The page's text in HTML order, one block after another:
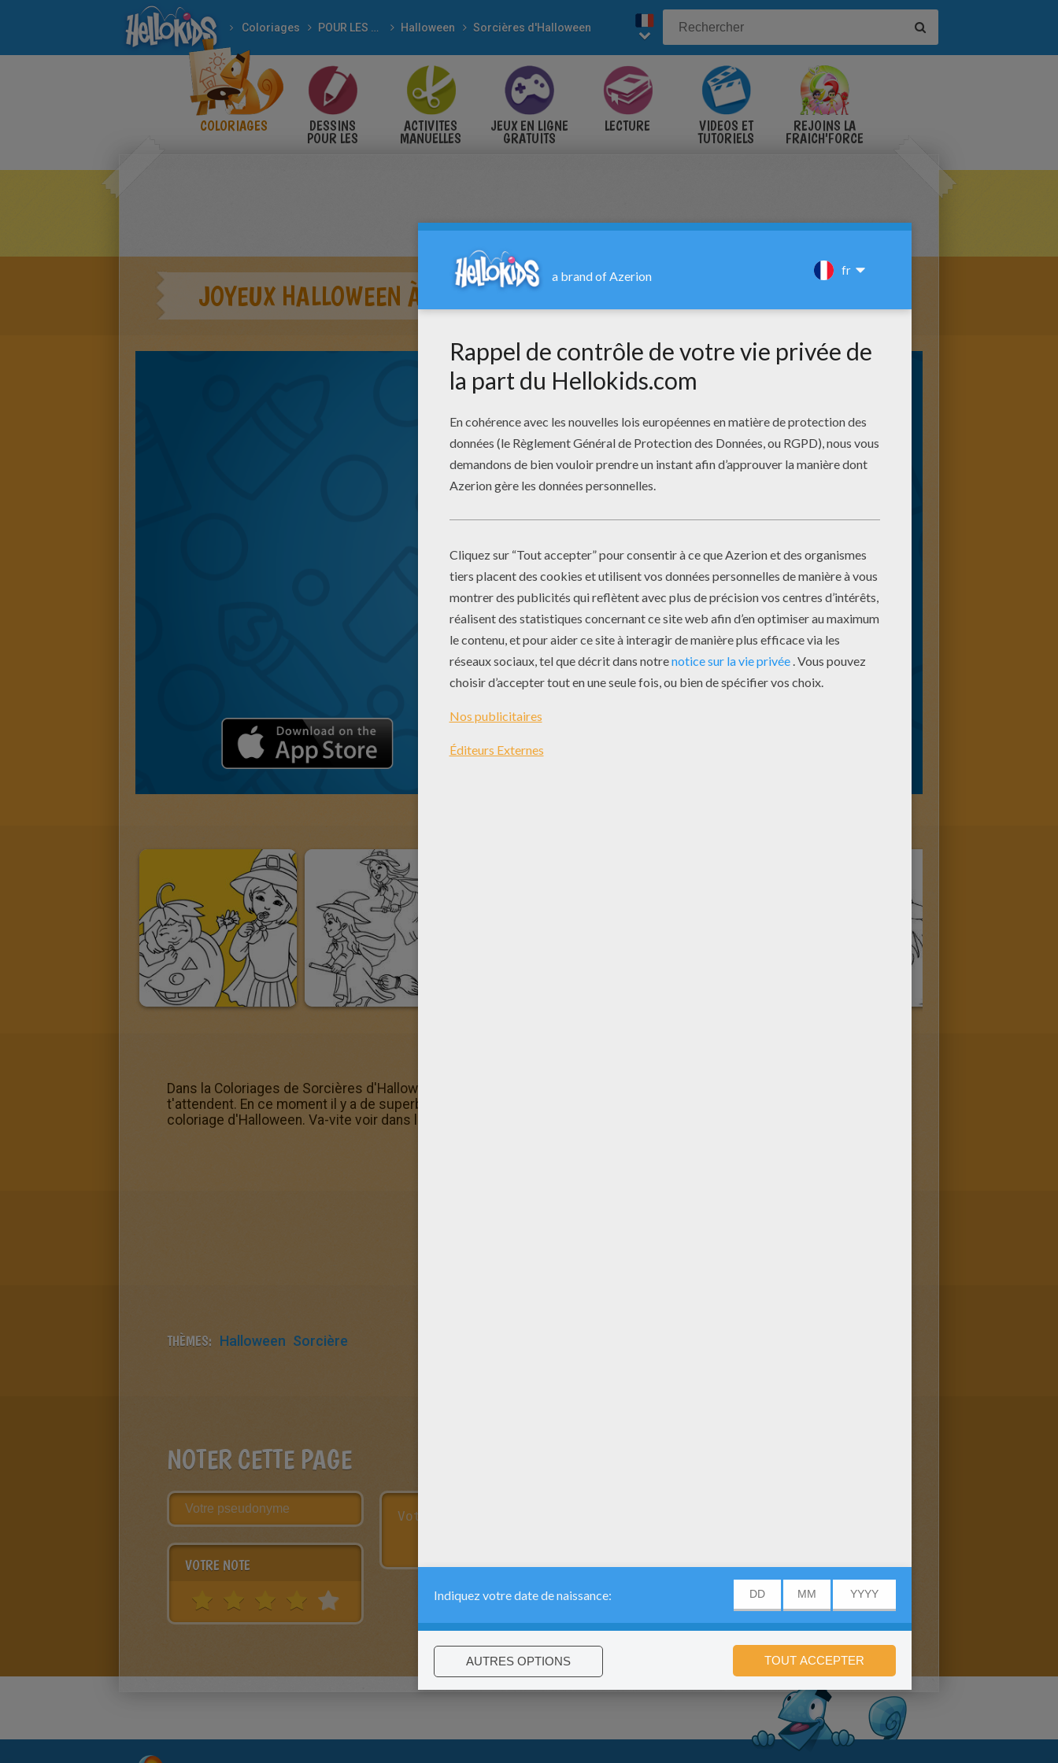
Coloriages POUR LES FÊTES Halloween Sorcières d'Halloween
COLORIAGES DESSINS
POUR LES
ACTIVITES
MANUELLES
JEUX EN LIGNE
GRATUITS
LECTURE VIDÉOS ET
TUTORIELS
REJOINS LA
FRAICH'FORCE
JOYEUX HALLOWEEN À COLORIER
Dans la Coloriages de Sorcières d'Halloween, de nombreux coloriage d'Halloween Joyeux HALLOWEEN à colorier
t'attendent. En ce moment il y a de superbes coloriage d'Halloween Joyeux HALLOWEEN à colorier dans la rubrique
coloriage d'Halloween. Va-vite voir dans la catégorie Coloriages de Sorcières d'Halloween!
THÈMES: Halloween Sorcière
NOTER CETTE PAGE
VOTRE NOTE